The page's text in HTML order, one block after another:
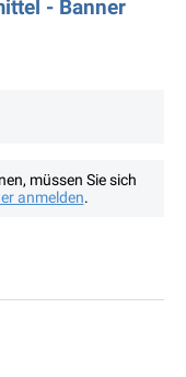
- Banner
müssen Sie sich
anmelden.